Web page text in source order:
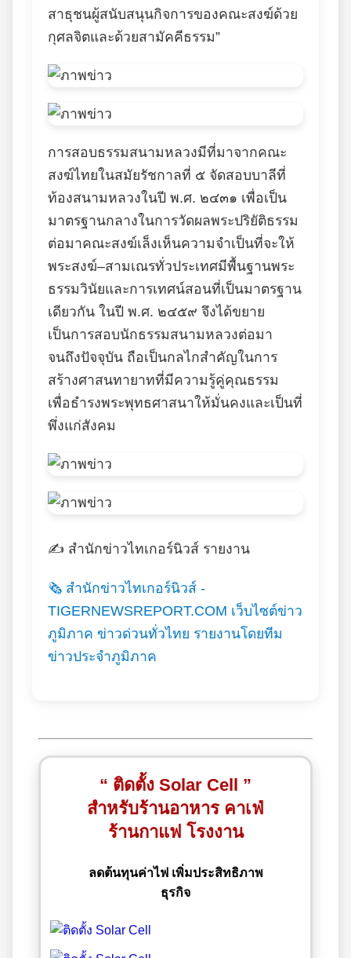
สาธุชนผู้สนับสนุนกิจการของคณะสงฆ์ด้วย
กุศลจิตและด้วยสามัคคีธรรม”
การสอบธรรมสนามหลวงมีที่มาจากคณะ
สงฆ์ไทยในสมัยรัชกาลที่ ๕ จัดสอบบาลีที่
ท้องสนามหลวงในปี พ.ศ. ๒๔๓๑ เพื่อเป็น
มาตรฐานกลางในการวัดผลพระปริยัติธรรม
ต่อมาคณะสงฆ์เล็งเห็นความจำเป็นที่จะให้
พระสงฆ์–สามเณรทั่วประเทศมีพื้นฐานพระ
ธรรมวินัยและการเทศน์สอนที่เป็นมาตรฐาน
เดียวกัน ในปี พ.ศ. ๒๔๕๙ จึงได้ขยาย
เป็นการสอบนักธรรมสนามหลวงต่อมา
จนถึงปัจจุบัน ถือเป็นกลไกสำคัญในการ
สร้างศาสนทายาทที่มีความรู้คู่คุณธรรม
เพื่อธำรงพระพุทธศาสนาให้มั่นคงและเป็นที่
พึ่งแก่สังคม
✍️ สำนักข่าวไทเกอร์นิวส์ รายงาน
🗞️ สำนักข่าวไทเกอร์นิวส์ -
TIGERNEWSREPORT.COM เว็บไซต์ข่าว
ภูมิภาค ข่าวด่วนทั่วไทย รายงานโดยทีม
ข่าวประจำภูมิภาค
“ ติดตั้ง Solar Cell ”
สำหรับร้านอาหาร คาเฟ่
ร้านกาแฟ โรงงาน
ลดต้นทุนค่าไฟ เพิ่มประสิทธิภาพ
ธุรกิจ